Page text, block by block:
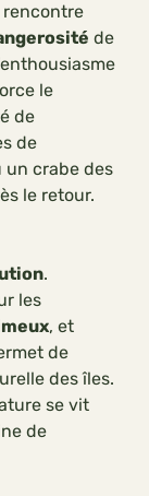
rencontre
de
le
de
de
un crabe des
le retour.
.
les
, et
de
des îles.
se vit
de